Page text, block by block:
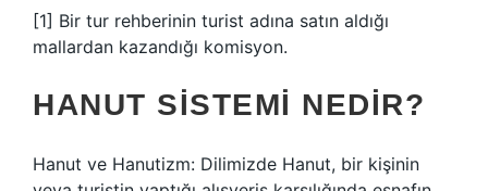
[1] Bir tur rehberinin turist adına satın aldığı
mallardan kazandığı komisyon.
HANUT SISTEMI NEDIR?
Hanut ve Hanutizm: Dilimizde Hanut, bir kişinin